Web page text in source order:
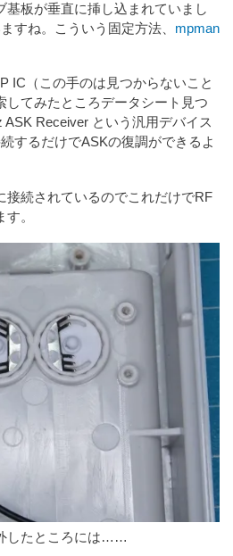
基板が垂直に挿し込まれていまし
すね。こういう固定方法、 mpman
IC（この手のは見つからないこと
してみたところデータシート見つ
Receiver という汎用デバイス
するだけでASKの復調ができるよ
接続されているのでこれだけでRF
。
したところには……